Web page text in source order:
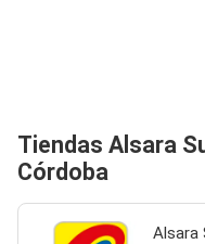
Tiendas Alsara
Córdoba
Alsara